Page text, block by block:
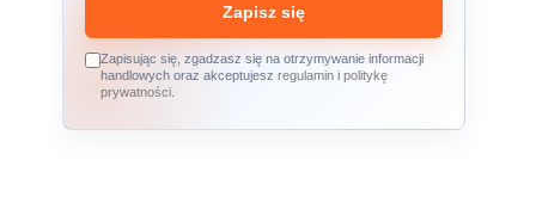
Zapisz się
Zapisując się, zgadzasz się na otrzymywanie informacji
handlowych oraz akceptujesz regulamin i politykę
prywatności